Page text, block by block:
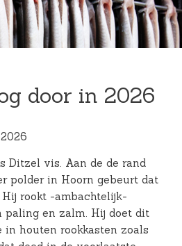
door in 2026
Ditzel vis. Aan de de rand
polder in Hoorn gebeurt dat
rookt -ambachtelijk-
paling en zalm. Hij doet dit
houten rookkasten zoals